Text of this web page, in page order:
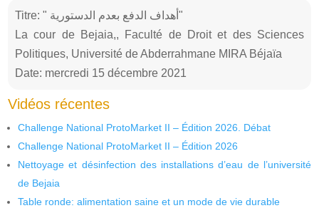
Titre: " أهداف الدفع بعدم الدستورية"
La cour de Bejaia,, Faculté de Droit et des Sciences
Politiques, Université de Abderrahmane MIRA Béjaïa
Date: mercredi 15 décembre 2021
Vidéos récentes
Challenge National ProtoMarket II – Édition 2026. Débat
Challenge National ProtoMarket II – Édition 2026
Nettoyage et désinfection des installations d’eau de l’université
de Bejaia
Table ronde: alimentation saine et un mode de vie durable